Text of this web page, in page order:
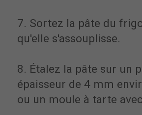
7. Sortez la pâte du
qu'elle s'assouplisse.
8. Étalez la pâte sur un
épaisseur de 4 mm
ou un moule à tarte